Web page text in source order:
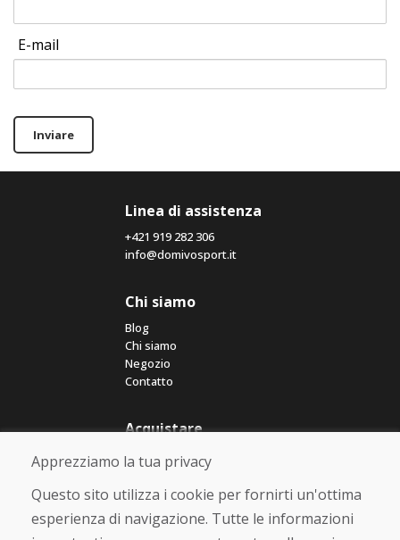
E-mail
Inviare
Linea di assistenza
+421 919 282 306
info@domivosport.it
Chi siamo
Blog
Chi siamo
Negozio
Contatto
Acquistare
Negozio online
Termini e condizioni commerciali
Spedizione e pagamento
Reso e cambio merce
Apprezziamo la tua privacy
Questo sito utilizza i cookie per fornirti un'ottima
esperienza di navigazione. Tutte le informazioni